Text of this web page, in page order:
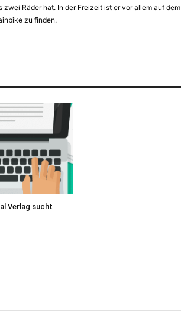
Räder hat. In der Freizeit ist er vor allem auf dem
zu finden.
Verlag sucht